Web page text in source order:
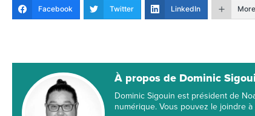
Facebook Twitter LinkedIn More
À propos de Dominic
Dominic Sigouin est président de
numérique. Vous pouvez le joindre